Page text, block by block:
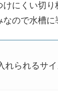
けにくい切り
なので水槽に
れられるサイ